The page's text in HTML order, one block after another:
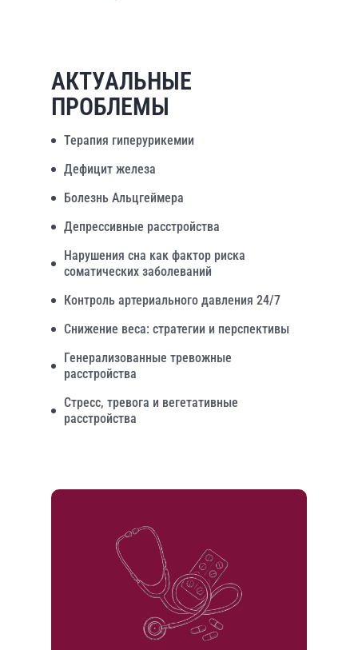
АКТУАЛЬНЫЕ
ПРОБЛЕМЫ
Терапия гиперурикемии
Дефицит железа
Болезнь Альцгеймера
Депрессивные расстройства
Нарушения сна как фактор риска
соматических заболеваний
Контроль артериального давления 24/7
Снижение веса: стратегии и перспективы
Генерализованные тревожные
расстройства
Стресс, тревога и вегетативные
расстройства